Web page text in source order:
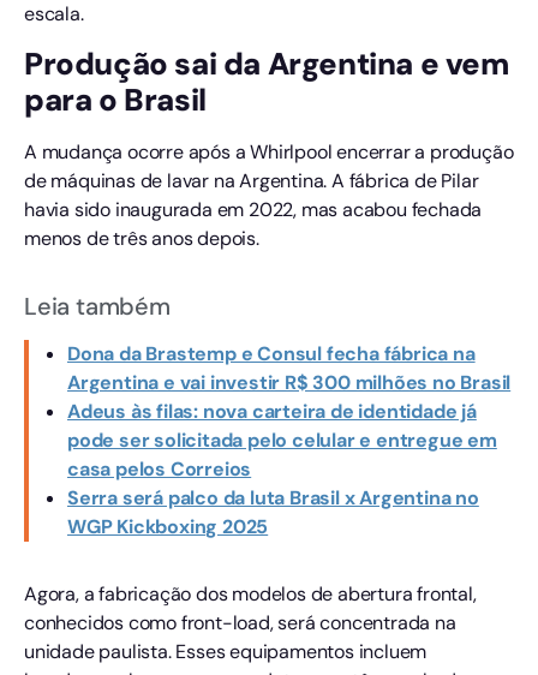
escala.
Produção sai da Argentina e vem
para o Brasil
A mudança ocorre após a Whirlpool encerrar a produção
de máquinas de lavar na Argentina. A fábrica de Pilar
havia sido inaugurada em 2022, mas acabou fechada
menos de três anos depois.
Leia também
Dona da Brastemp e Consul fecha fábrica na
Argentina e vai investir R$ 300 milhões no Brasil
Adeus às filas: nova carteira de identidade já
pode ser solicitada pelo celular e entregue em
casa pelos Correios
Serra será palco da luta Brasil x Argentina no
WGP Kickboxing 2025
Agora, a fabricação dos modelos de abertura frontal,
conhecidos como front-load, será concentrada na
unidade paulista. Esses equipamentos incluem